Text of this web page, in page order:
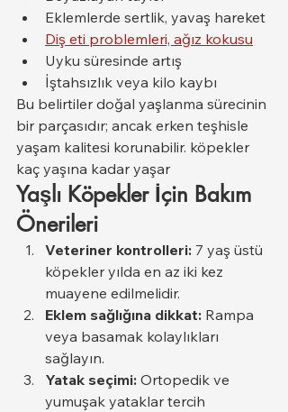
Eklemlerde sertlik, yavaş hareket
Diş eti problemleri, ağız kokusu
Uyku süresinde artış
İştahsızlık veya kilo kaybı
Bu belirtiler doğal yaşlanma sürecinin
bir parçasıdır; ancak erken teşhisle
yaşam kalitesi korunabilir. köpekler
kaç yaşına kadar yaşar
Yaşlı Köpekler İçin Bakım
Önerileri
Veteriner kontrolleri: 7 yaş üstü
köpekler yılda en az iki kez
muayene edilmelidir.
Eklem sağlığına dikkat: Rampa
veya basamak kolaylıkları
sağlayın.
Yatak seçimi: Ortopedik ve
yumuşak yataklar tercih